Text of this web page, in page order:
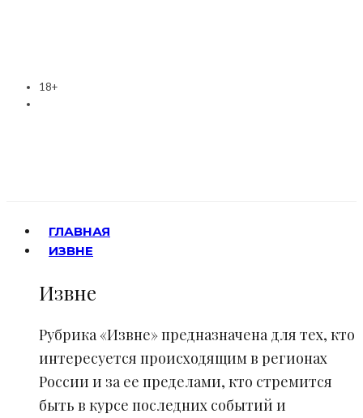
18+
ГЛАВНАЯ
ИЗВНЕ
Извне
Рубрика «Извне» предназначена для тех, кто
интересуется происходящим в регионах
России и за ее пределами, кто стремится
быть в курсе последних событий и